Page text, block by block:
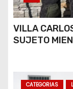
VILLA
SUJETO
CATEGORIAS